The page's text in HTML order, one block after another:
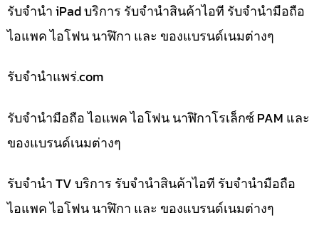
รับจำนำ iPad บริการ รับจำนำสินค้าไอที รับจำนำมือถือ
ไอแพค ไอโฟน นาฬิกา และ ของแบรนด์เนมต่างๆ
รับจํานําแพร่.com
รับจำนำมือถือ ไอแพค ไอโฟน นาฬิกาโรเล็กซ์ PAM และ
ของแบรนด์เนมต่างๆ
รับจำนำ TV บริการ รับจำนำสินค้าไอที รับจำนำมือถือ
ไอแพค ไอโฟน นาฬิกา และ ของแบรนด์เนมต่างๆ